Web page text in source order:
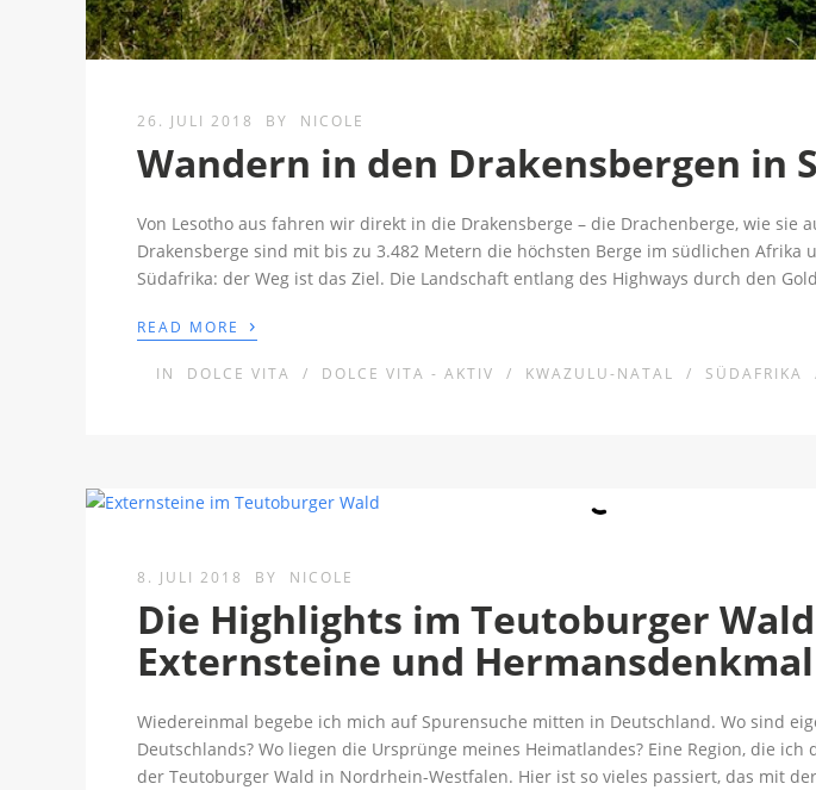
26. JULI 2018 BY NICOLE
Wandern in den Drakensbergen in
Von Lesotho aus fahren wir direkt in die Drakensberge – die Drachenberge, wie sie
Drakensberge sind mit bis zu 3.482 Metern die höchsten Berge im südlichen Afrika
Südafrika: der Weg ist das Ziel. Die Landschaft entlang des Highways durch den
READ MORE ›
IN DOLCE VITA / DOLCE VITA - AKTIV / KWAZULU-NATAL / SÜDAFRIKA
8. JULI 2018 BY NICOLE
Die Highlights im Teutoburger
Externsteine und Hermansdenkmal
Wiedereinmal begebe ich mich auf Spurensuche mitten in Deutschland. Wo sind
Deutschlands? Wo liegen die Ursprünge meines Heimatlandes? Eine Region, die
der Teutoburger Wald in Nordrhein-Westfalen. Hier ist so vieles passiert, das mit